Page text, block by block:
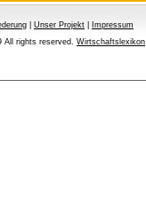
Unser Projekt
Impressum
All rights reserved. Wirtschaftslexikon